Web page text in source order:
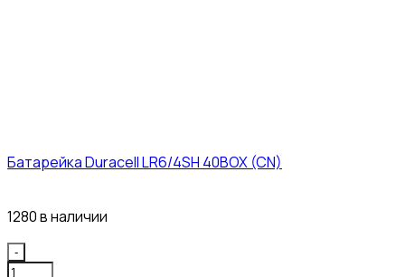
Батарейка Duracell LR6/4SH 40BOX (CN)
1280 в наличии
Quantity
-